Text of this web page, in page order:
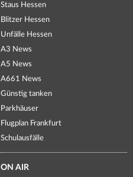
Staus Hessen
Blitzer Hessen
Unfälle Hessen
A3 News
A5 News
A661 News
Günstig tanken
Parkhäuser
Flugplan Frankfurt
Schulausfälle
ON AIR